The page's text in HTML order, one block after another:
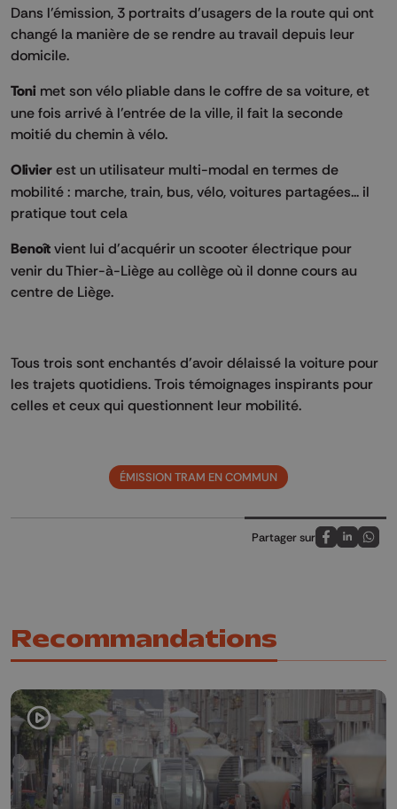
Dans l'émission, 3 portraits d'usagers de la route qui ont
changé la manière de se rendre au travail depuis leur
domicile.
Toni met son vélo pliable dans le coffre de sa voiture, et
une fois arrivé à l'entrée de la ville, il fait la seconde
moitié du chemin à vélo.
Olivier est un utilisateur multi-modal en termes de
mobilité : marche, train, bus, vélo, voitures partagées... il
pratique tout cela
Benoît vient lui d'acquérir un scooter électrique pour
venir du Thier-à-Liège au collège où il donne cours au
centre de Liège.
Tous trois sont enchantés d'avoir délaissé la voiture pour
les trajets quotidiens. Trois témoignages inspirants pour
celles et ceux qui questionnent leur mobilité.
ÉMISSION TRAM EN COMMUN
Partager sur
Partagez sur
Partagez
Recommandations